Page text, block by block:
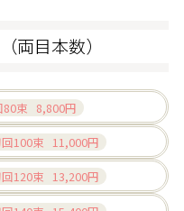
目本数）
80束 8,800円
100束 11,000円
120束 13,200円